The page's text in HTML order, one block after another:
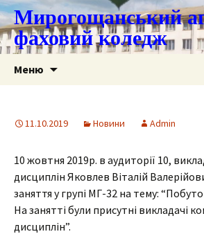
Мирогощанський
фаховий коледж
Меню
11.10.2019 Новини Admin
10 жовтня 2019р. в аудиторії 10,
дисциплін Яковлев Віталій
заняття у групі МГ-32 на тему:
На занятті були присутні викладачі
дисциплін”.